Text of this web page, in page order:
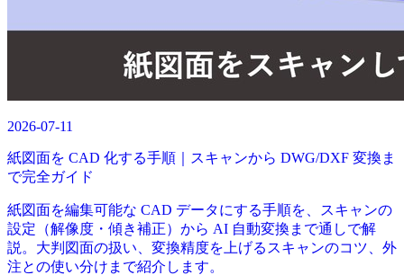
2026-07-11
紙図面を CAD 化する手順｜スキャンから DWG/DXF 変換ま
で完全ガイド
紙図面を編集可能な CAD データにする手順を、スキャンの
設定（解像度・傾き補正）から AI 自動変換まで通しで解
説。大判図面の扱い、変換精度を上げるスキャンのコツ、外
注との使い分けまで紹介します。